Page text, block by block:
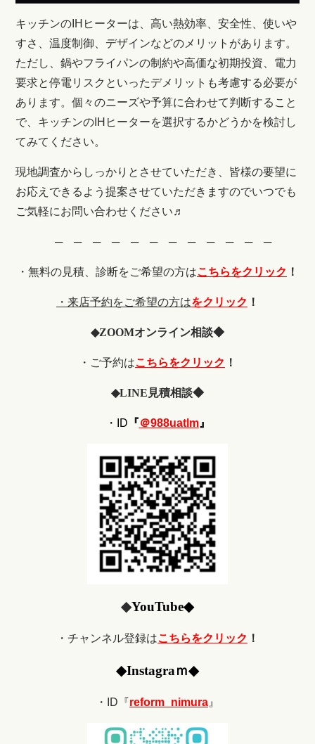
キッチンのIHヒーターは、高い熱効率、安全性、使いや
すさ、温度制御、デザインなどのメリットがあります。
ただし、鍋やフライパンの制約や高価な初期投資、電力
要求と停電リスクといったデメリットも考慮する必要が
あります。個々のニーズや予算に合わせて判断すること
で、キッチンのIHヒーターを選択するかどうかを検討し
てみてください。
現地調査からしっかりとさせていただき、皆様の要望に
お応えできるよう提案させていただきますのでいつでも
ご気軽にお問い合わせください♬
─ ─ ─ ─ ─ ─ ─ ─ ─ ─ ─ ─
・無料の見積、診断をご希望の方はこちらをクリック ！
・来店予約をご希望の方はをクリック ！
◆ZOOMオンライン相談◆
・ご予約はこちらをクリック ！
◆LINE 見積相談◆
・ID 『＠988uatlm』
◆YouTube◆
・チャンネル登録はこちらをクリック ！
◆Instagraｍ◆
・ID『reform_nimura 』